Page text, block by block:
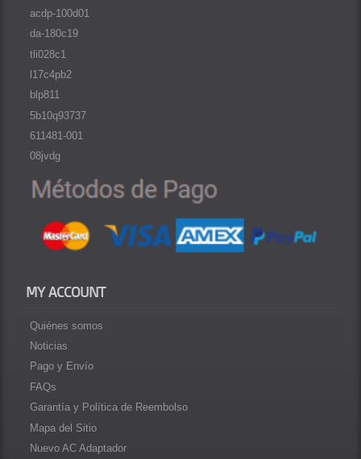
acdp-100d01
da-180c19
tli028c1
l17c4pb2
blp811
5b10q93737
611481-001
08jvdg
MY ACCOUNT
Quiénes somos
Noticias
Pago y Envío
FAQs
Garantía y Política de Reembolso
Mapa del Sitio
Nuevo AC Adaptador